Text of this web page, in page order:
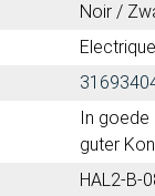
Noir /
Electrique
In goede
guter
HAL2-B-